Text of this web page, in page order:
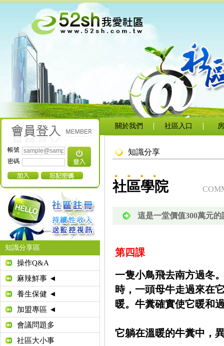
帳號
密碼
知識分享區
操作Q&A
麻辣鮮事 ◄
養生保健 ◄
加盟專區 ◄
會議問題多
社區大小事
關於我們 社區入口
知識分享
社區學院
這是一堂價值300萬元
第四課
一隻小鳥飛去南方過冬
時，一頭母牛走過來在
暖。牛糞確實使它暖和
它躺在溫暖的牛糞中，